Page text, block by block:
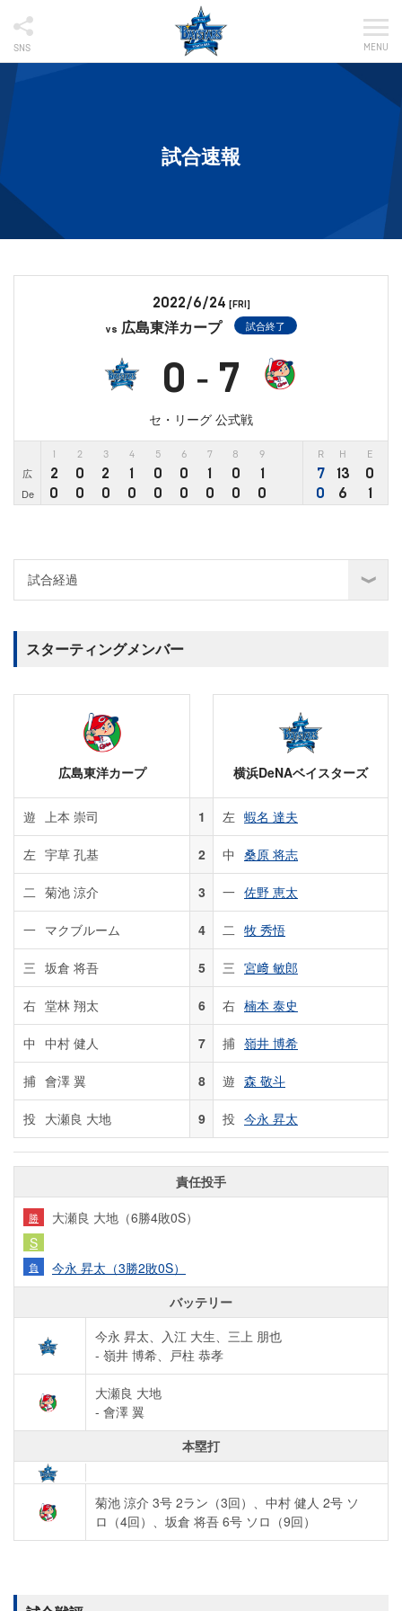
SNS MENU
試合速報
2022/6/24 [FRI]
vs 広島東洋カープ 試合終了
0 - 7
セ・リーグ 公式戦
2 3 4 5 6 7 8 9 R H E
広 2 0 2 1 0 0 1 0 1 7 13 0
De 0 0 0 0 0 0 0 0 0 0 6 1
スターティングメンバー
広島東洋カープ 横浜DeNAベイスターズ
遊 上本 崇司 1 左 蝦名 達夫
左 宇草 孔基 2 中 桑原 将志
二 菊池 涼介 3 一 佐野 恵太
一 マクブルーム 4 二 牧 秀悟
三 坂倉 将吾 5 三 宮﨑 敏郎
右 堂林 翔太 6 右 楠本 泰史
中 中村 健人 7 捕 嶺井 博希
捕 會澤 翼 8 遊 森 敬斗
投 大瀬良 大地 9 投 今永 昇太
責任投手
勝
大瀬良 大地（6勝4敗0S）
S
負
今永 昇太（3勝2敗0S）
バッテリー
今永 昇太、入江 大生、三上 朋也
- 嶺井 博希、戸柱 恭孝
大瀬良 大地
- 會澤 翼
本塁打
菊池 涼介 3号 2ラン（3回） 、 中村 健人 2号 ソ
ロ（4回） 、 坂倉 将吾 6号 ソロ（9回）